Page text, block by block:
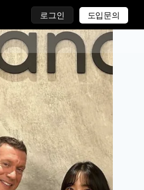
로그인 도입문의